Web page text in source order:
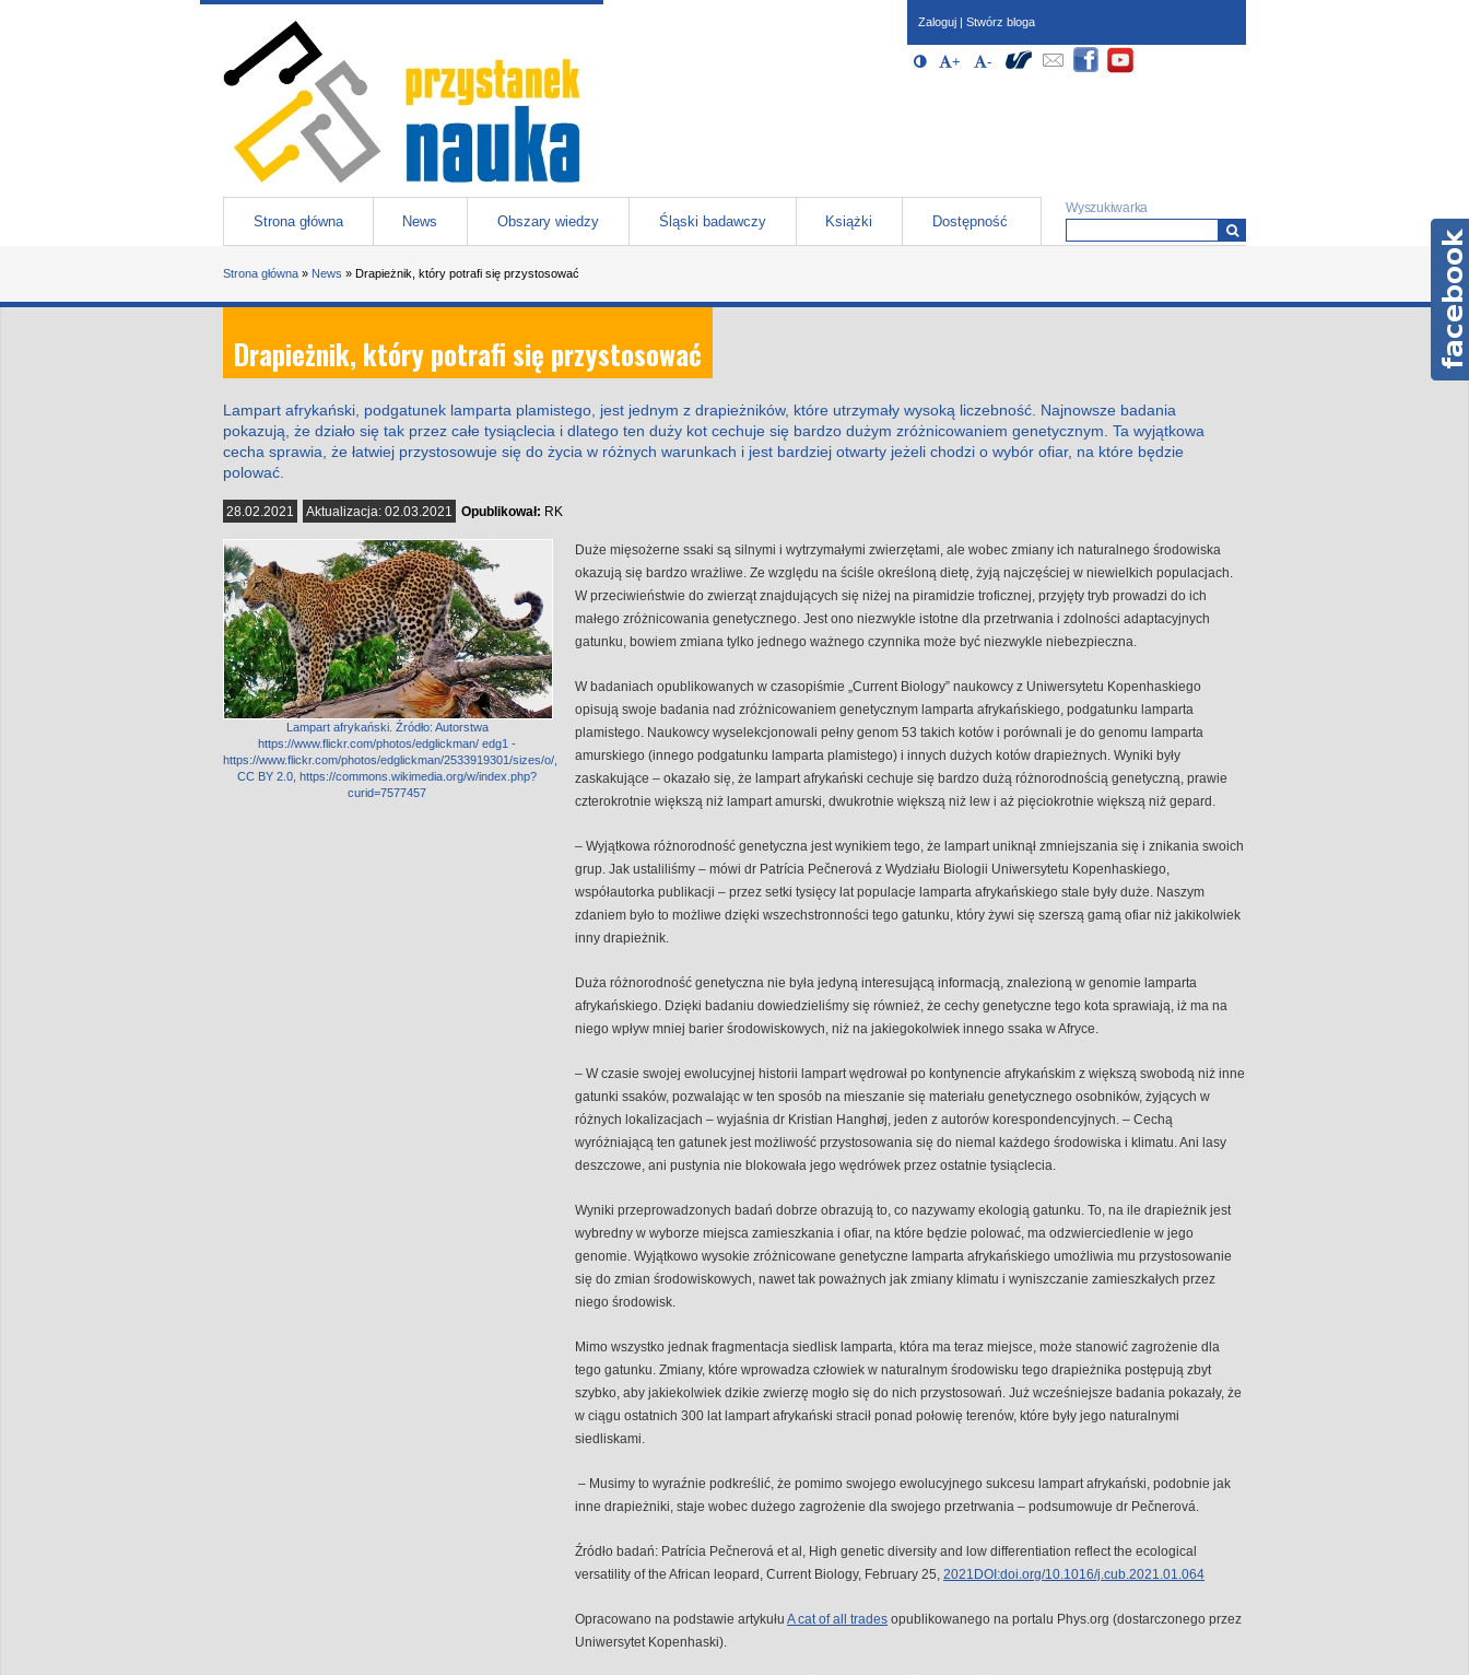
Przejdź do treści
Menu główne
Strona główna News Obszary wiedzy Śląski badawczy Książki Dostępność
Formularz wyszukiwania
Wyszukiwarka
Zaloguj | Stwórz bloga
Opcje dostępności (wymagają
Włącz/Wyłącz Wysoki kontrast
+ Powiększ czcionkę
- Zmniejsz czcionkę
Społeczności
Strona główna » News » Drapieżnik, który potrafi się przystosować
Drapieżnik, który potrafi się przystosować
Lampart afrykański, podgatunek lamparta plamistego, jest jednym z drapieżników, które utrzymały wysoką liczebność. Najnowsze badania
pokazują, że działo się tak przez całe tysiąclecia i dlatego ten duży kot cechuje się bardzo dużym zróżnicowaniem genetycznym. Ta wyjątkowa
cecha sprawia, że łatwiej przystosowuje się do życia w różnych warunkach i jest bardziej otwarty jeżeli chodzi o wybór ofiar, na które będzie
polować.
28.02.2021 Aktualizacja: 02.03.2021 Opublikował: RK
Duże mięsożerne ssaki są silnymi i wytrzymałymi zwierzętami, ale wobec zmiany ich naturalnego środowiska
okazują się bardzo wrażliwe. Ze względu na ściśle określoną dietę, żyją najczęściej w niewielkich populacjach.
W przeciwieństwie do zwierząt znajdujących się niżej na piramidzie troficznej, przyjęty tryb prowadzi do ich
małego zróżnicowania genetycznego. Jest ono niezwykle istotne dla przetrwania i zdolności adaptacyjnych
gatunku, bowiem zmiana tylko jednego ważnego czynnika może być niezwykle niebezpieczna.
W badaniach opublikowanych w czasopiśmie „Current Biology” naukowcy z Uniwersytetu Kopenhaskiego
opisują swoje badania nad zróżnicowaniem genetycznym lamparta afrykańskiego, podgatunku lamparta
plamistego. Naukowcy wyselekcjonowali pełny genom 53 takich kotów i porównali je do genomu lamparta
amurskiego (innego podgatunku lamparta plamistego) i innych dużych kotów drapieżnych. Wyniki były
zaskakujące – okazało się, że lampart afrykański cechuje się bardzo dużą różnorodnością genetyczną, prawie
czterokrotnie większą niż lampart amurski, dwukrotnie większą niż lew i aż pięciokrotnie większą niż gepard.
– Wyjątkowa różnorodność genetyczna jest wynikiem tego, że lampart uniknął zmniejszania się i znikania swoich
grup. Jak ustaliliśmy – mówi dr Patrícia Pečnerová z Wydziału Biologii Uniwersytetu Kopenhaskiego,
współautorka publikacji – przez setki tysięcy lat populacje lamparta afrykańskiego stale były duże. Naszym
zdaniem było to możliwe dzięki wszechstronności tego gatunku, który żywi się szerszą gamą ofiar niż jakikolwiek
inny drapieżnik.
Duża różnorodność genetyczna nie była jedyną interesującą informacją, znalezioną w genomie lamparta
afrykańskiego. Dzięki badaniu dowiedzieliśmy się również, że cechy genetyczne tego kota sprawiają, iż ma na
niego wpływ mniej barier środowiskowych, niż na jakiegokolwiek innego ssaka w Afryce.
– W czasie swojej ewolucyjnej historii lampart wędrował po kontynencie afrykańskim z większą swobodą niż inne
gatunki ssaków, pozwalając w ten sposób na mieszanie się materiału genetycznego osobników, żyjących w
różnych lokalizacjach – wyjaśnia dr Kristian Hanghøj, jeden z autorów korespondencyjnych. – Cechą
wyróżniającą ten gatunek jest możliwość przystosowania się do niemal każdego środowiska i klimatu. Ani lasy
deszczowe, ani pustynia nie blokowała jego wędrówek przez ostatnie tysiąclecia.
Wyniki przeprowadzonych badań dobrze obrazują to, co nazywamy ekologią gatunku. To, na ile drapieżnik jest
wybredny w wyborze miejsca zamieszkania i ofiar, na które będzie polować, ma odzwierciedlenie w jego
genomie. Wyjątkowo wysokie zróżnicowane genetyczne lamparta afrykańskiego umożliwia mu przystosowanie
się do zmian środowiskowych, nawet tak poważnych jak zmiany klimatu i wyniszczanie zamieszkałych przez
niego środowisk.
Mimo wszystko jednak fragmentacja siedlisk lamparta, która ma teraz miejsce, może stanowić zagrożenie dla
tego gatunku. Zmiany, które wprowadza człowiek w naturalnym środowisku tego drapieżnika postępują zbyt
szybko, aby jakiekolwiek dzikie zwierzę mogło się do nich przystosowań. Już wcześniejsze badania pokazały, że
w ciągu ostatnich 300 lat lampart afrykański stracił ponad połowię terenów, które były jego naturalnymi
siedliskami.
– Musimy to wyraźnie podkreślić, że pomimo swojego ewolucyjnego sukcesu lampart afrykański, podobnie jak
inne drapieżniki, staje wobec dużego zagrożenie dla swojego przetrwania – podsumowuje dr Pečnerová.
Źródło badań: Patrícia Pečnerová et al, High genetic diversity and low differentiation reflect the ecological
versatility of the African leopard, Current Biology, February 25, 2021DOI:doi.org/10.1016/j.cub.2021.01.064
Opracowano na podstawie artykułu A cat of all trades opublikowanego na portalu Phys.org (dostarczonego przez
Uniwersytet Kopenhaski).
Lampart afrykański. Źródło: Autorstwa
https://www.flickr.com/photos/edglickman/ edg1 -
https://www.flickr.com/photos/edglickman/2533919301/sizes/o/,
CC BY 2.0, https://commons.wikimedia.org/w/index.php?
curid=7577457